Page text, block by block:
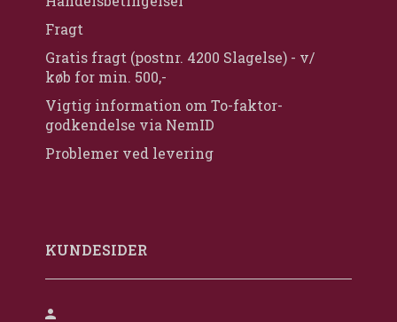
Fragt
Gratis fragt (postnr. 4200 Slagelse) - v/
køb for min. 500,-
Vigtig information om To-faktor-
godkendelse via NemID
Problemer ved levering
KUNDESIDER